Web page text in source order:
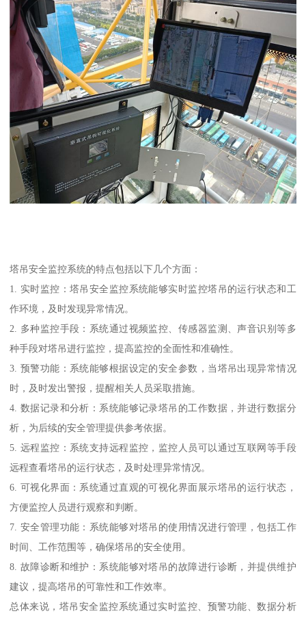
塔吊安全监控系统的特点包括以下几个方面：
1. 实时监控：塔吊安全监控系统能够实时监控塔吊的运行状态和工
作环境，及时发现异常情况。
2. 多种监控手段：系统通过视频监控、传感器监测、声音识别等多
种手段对塔吊进行监控，提高监控的全面性和准确性。
3. 预警功能：系统能够根据设定的安全参数，当塔吊出现异常情况
时，及时发出警报，提醒相关人员采取措施。
4. 数据记录和分析：系统能够记录塔吊的工作数据，并进行数据分
析，为后续的安全管理提供参考依据。
5. 远程监控：系统支持远程监控，监控人员可以通过互联网等手段
远程查看塔吊的运行状态，及时处理异常情况。
6. 可视化界面：系统通过直观的可视化界面展示塔吊的运行状态，
方便监控人员进行观察和判断。
7. 安全管理功能：系统能够对塔吊的使用情况进行管理，包括工作
时间、工作范围等，确保塔吊的安全使用。
8. 故障诊断和维护：系统能够对塔吊的故障进行诊断，并提供维护
建议，提高塔吊的可靠性和工作效率。
总体来说，塔吊安全监控系统通过实时监控、预警功能、数据分析